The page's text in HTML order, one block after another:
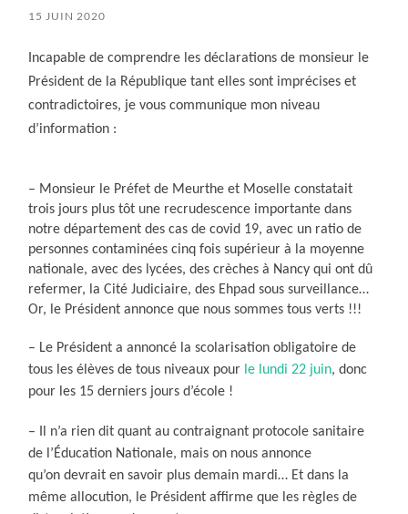
15 JUIN 2020
Incapable de comprendre les déclarations de monsieur le
Président de la République tant elles sont imprécises et
contradictoires, je vous communique mon niveau
d’information :
– Monsieur le Préfet de Meurthe et Moselle constatait
trois jours plus tôt une recrudescence importante dans
notre département des cas de covid 19, avec un ratio de
personnes contaminées cinq fois supérieur à la moyenne
nationale, avec des lycées, des crèches à Nancy qui ont dû
refermer, la Cité Judiciaire, des Ehpad sous surveillance…
Or, le Président annonce que nous sommes tous verts !!!
– Le Président a annoncé la scolarisation obligatoire de
tous les élèves de tous niveaux pour le lundi 22 juin, donc
pour les 15 derniers jours d’école !
– Il n’a rien dit quant au contraignant protocole sanitaire
de l’Éducation Nationale, mais on nous annonce
qu’on devrait en savoir plus demain mardi… Et dans la
même allocution, le Président affirme que les règles de